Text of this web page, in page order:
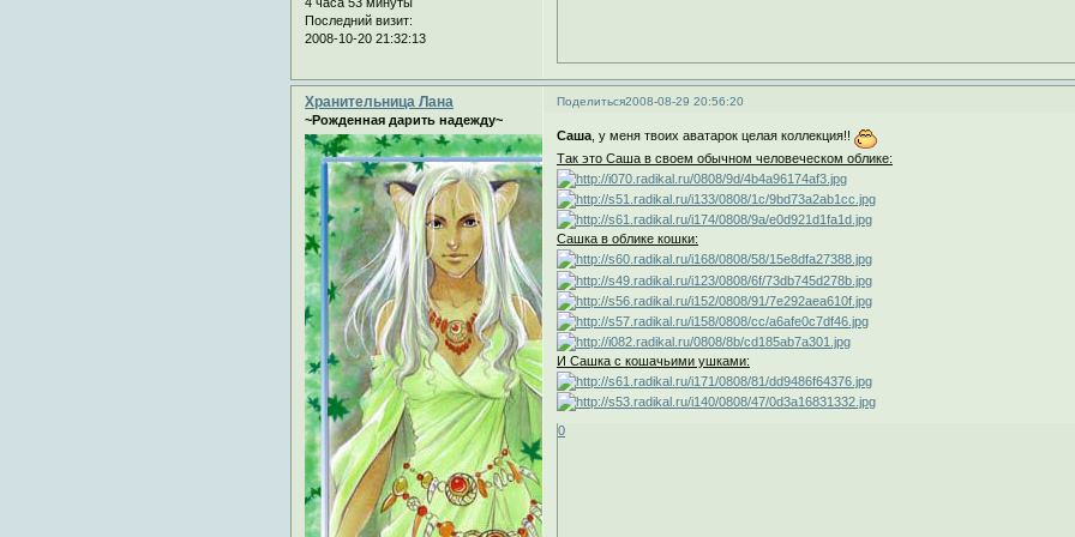
Последний визит:
2008-10-20 21:32:13
Поделиться2008-08-29 20:56:20
Хранительница Лана
~Рожденная дарить надежду~
Саша , у меня твоих аватарок целая коллекция!!
Так это Саша в своем обычном человеческом облике:
Сашка в облике кошки:
И Сашка с кошачьими ушками:
0